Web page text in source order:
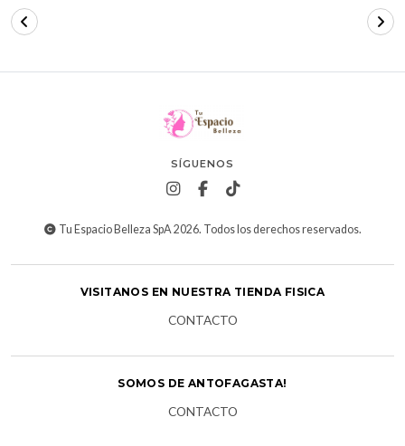
SÍGUENOS
Tu Espacio Belleza SpA 2026. Todos los derechos reservados.
VISITANOS EN NUESTRA TIENDA FISICA
CONTACTO
SOMOS DE ANTOFAGASTA!
CONTACTO